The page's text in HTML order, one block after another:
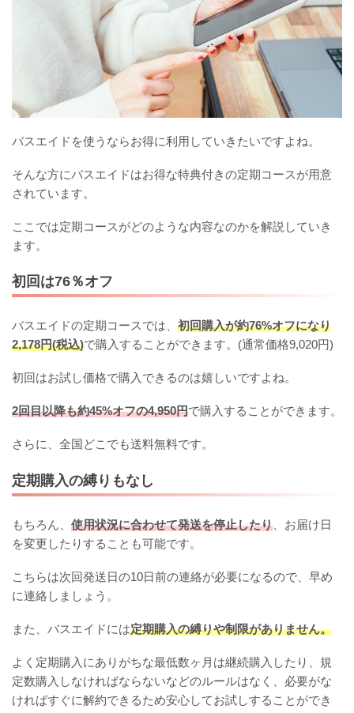
バスエイドを使うならお得に利用していきたいですよね。
そんな方にバスエイドはお得な特典付きの定期コースが用意
されています。
ここでは定期コースがどのような内容なのかを解説していき
ます。
初回は76％オフ
バスエイドの定期コースでは、 初回購入が約76%オフになり
2,178円(税込)で購入することができます。(通常価格9,020円)
初回はお試し価格で購入できるのは嬉しいですよね。
2回目以降も約45%オフの4,950円で購入することができます。
さらに、全国どこでも送料無料です。
定期購入の縛りもなし
もちろん、 使用状況に合わせて発送を停止したり 、お届け日
を変更したりすることも可能です。
こちらは次回発送日の10日前の連絡が必要になるので、早め
に連絡しましょう。
また、バスエイドには定期購入の縛りや制限がありません。
よく定期購入にありがちな最低数ヶ月は継続購入したり、規
定数購入しなければならないなどのルールはなく、必要がな
ければすぐに解約できるため安心してお試しすることができ